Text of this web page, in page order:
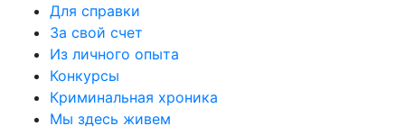
Для справки
За свой счет
Из личного опыта
Конкурсы
Криминальная хроника
Мы здесь живем